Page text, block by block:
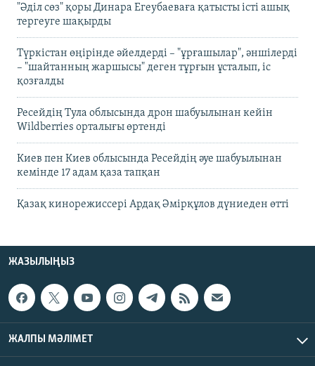
"Әділ сөз" қоры Динара Егеубаеваға қатысты істі ашық
тергеуге шақырды
Түркістан өңірінде әйелдерді – "ұрғашылар", әншілерді
– "шайтанның жаршысы" деген тұрғын ұсталып, іс
қозғалды
Ресейдің Тула облысында дрон шабуылынан кейін
Wildberries орталығы өртенді
Киев пен Киев облысында Ресейдің әуе шабуылынан
кемінде 17 адам қаза тапқан
Қазақ кинорежиссері Ардақ Әмірқұлов дүниеден өтті
ЖАЗЫЛЫҢЫЗ
ЖАЛПЫ МӘЛІМЕТ